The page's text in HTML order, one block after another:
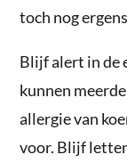
toch nog
Blijf alert in de
kunnen
allergie van
voor. Blijf